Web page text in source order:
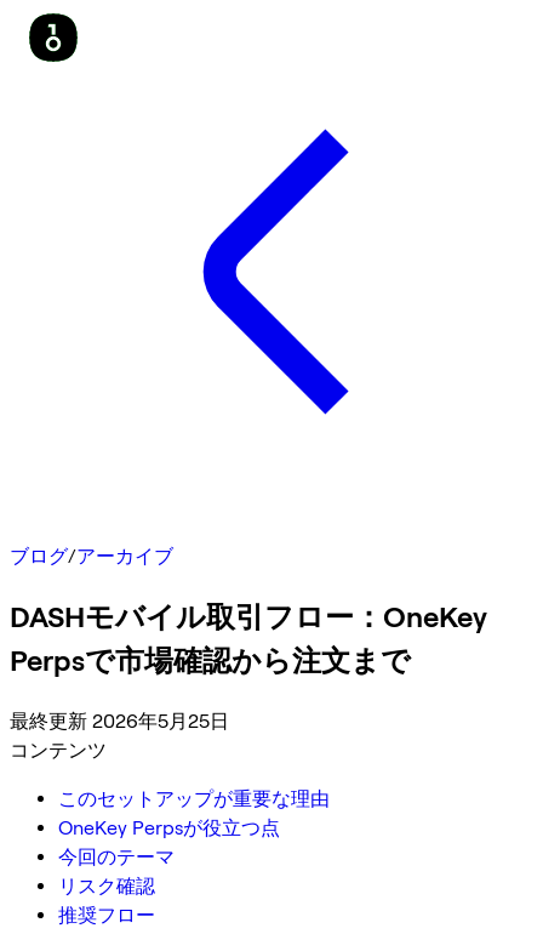
ブログ/アーカイブ
DASHモバイル取引フロー：OneKey
Perpsで市場確認から注文まで
最終更新 2026年5月25日
コンテンツ
このセットアップが重要な理由
OneKey Perpsが役立つ点
今回のテーマ
リスク確認
推奨フロー